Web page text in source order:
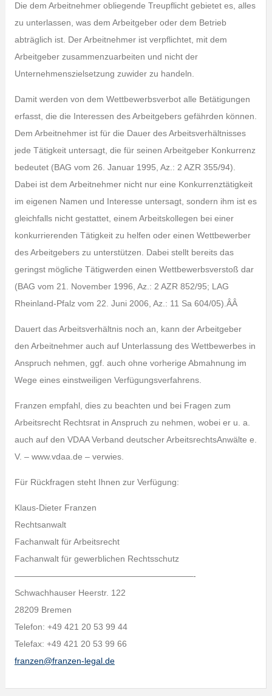
Die dem Arbeitnehmer obliegende Treupflicht gebietet es, alles
zu unterlassen, was dem Arbeitgeber oder dem Betrieb
abträglich ist. Der Arbeitnehmer ist verpflichtet, mit dem
Arbeitgeber zusammenzuarbeiten und nicht der
Unternehmenszielsetzung zuwider zu handeln.
Damit werden von dem Wettbewerbsverbot alle Betätigungen
erfasst, die die Interessen des Arbeitgebers gefährden können.
Dem Arbeitnehmer ist für die Dauer des Arbeitsverhältnisses
jede Tätigkeit untersagt, die für seinen Arbeitgeber Konkurrenz
bedeutet (BAG vom 26. Januar 1995, Az.: 2 AZR 355/94).
Dabei ist dem Arbeitnehmer nicht nur eine Konkurrenztätigkeit
im eigenen Namen und Interesse untersagt, sondern ihm ist es
gleichfalls nicht gestattet, einem Arbeitskollegen bei einer
konkurrierenden Tätigkeit zu helfen oder einen Wettbewerber
des Arbeitgebers zu unterstützen. Dabei stellt bereits das
geringst mögliche Tätigwerden einen Wettbewerbsverstoß dar
(BAG vom 21. November 1996, Az.: 2 AZR 852/95; LAG
Rheinland-Pfalz vom 22. Juni 2006, Az.: 11 Sa 604/05).ÂÂ
Dauert das Arbeitsverhältnis noch an, kann der Arbeitgeber
den Arbeitnehmer auch auf Unterlassung des Wettbewerbes in
Anspruch nehmen, ggf. auch ohne vorherige Abmahnung im
Wege eines einstweiligen Verfügungsverfahrens.
Franzen empfahl, dies zu beachten und bei Fragen zum
Arbeitsrecht Rechtsrat in Anspruch zu nehmen, wobei er u. a.
auch auf den VDAA Verband deutscher ArbeitsrechtsAnwälte e.
V. – www.vdaa.de – verwies.
Für Rückfragen steht Ihnen zur Verfügung:
Klaus-Dieter Franzen
Rechtsanwalt
Fachanwalt für Arbeitsrecht
Fachanwalt für gewerblichen Rechtsschutz
—————————————————————-
Schwachhauser Heerstr. 122
28209 Bremen
Telefon: +49 421 20 53 99 44
Telefax: +49 421 20 53 99 66
franzen@franzen-legal.de